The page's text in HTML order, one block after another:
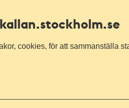
.stockholm.se
cookies, för att sammanställa